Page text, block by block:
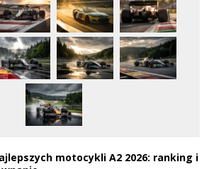
motocykli A2 2026: ranking i